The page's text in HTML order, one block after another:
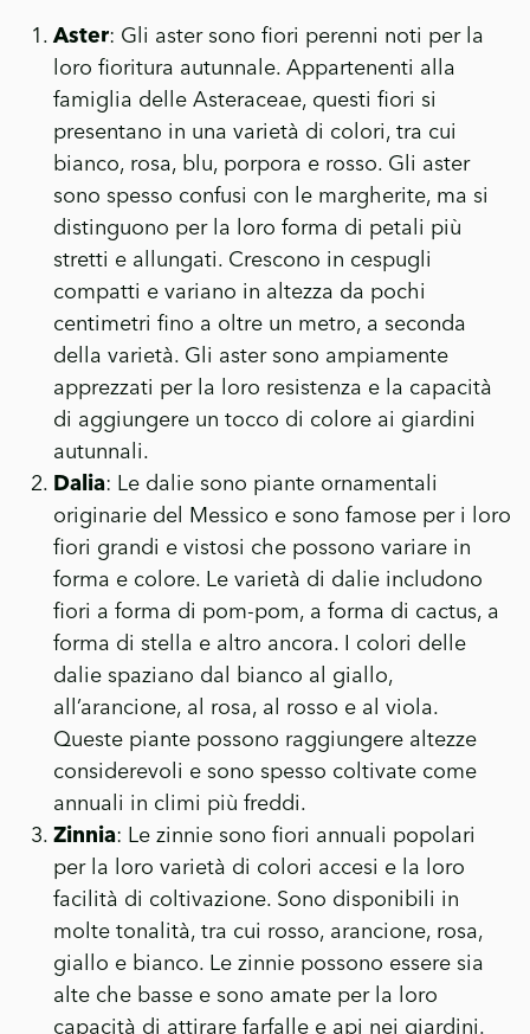
Aster: Gli aster sono fiori perenni noti per la
loro fioritura autunnale. Appartenenti alla
famiglia delle Asteraceae, questi fiori si
presentano in una varietà di colori, tra cui
bianco, rosa, blu, porpora e rosso. Gli aster
sono spesso confusi con le margherite, ma si
distinguono per la loro forma di petali più
stretti e allungati. Crescono in cespugli
compatti e variano in altezza da pochi
centimetri fino a oltre un metro, a seconda
della varietà. Gli aster sono ampiamente
apprezzati per la loro resistenza e la capacità
di aggiungere un tocco di colore ai giardini
autunnali.
Dalia: Le dalie sono piante ornamentali
originarie del Messico e sono famose per i loro
fiori grandi e vistosi che possono variare in
forma e colore. Le varietà di dalie includono
fiori a forma di pom-pom, a forma di cactus, a
forma di stella e altro ancora. I colori delle
dalie spaziano dal bianco al giallo,
all’arancione, al rosa, al rosso e al viola.
Queste piante possono raggiungere altezze
considerevoli e sono spesso coltivate come
annuali in climi più freddi.
Zinnia: Le zinnie sono fiori annuali popolari
per la loro varietà di colori accesi e la loro
facilità di coltivazione. Sono disponibili in
molte tonalità, tra cui rosso, arancione, rosa,
giallo e bianco. Le zinnie possono essere sia
alte che basse e sono amate per la loro